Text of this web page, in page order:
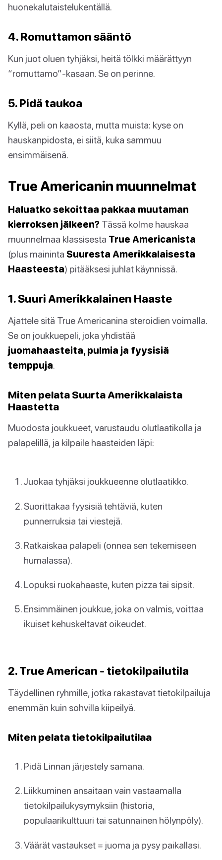
huonekalutaistelukentällä.
4. Romuttamon sääntö
Kun juot oluen tyhjäksi, heitä tölkki määrättyyn
“romuttamo”-kasaan. Se on perinne.
5. Pidä taukoa
Kyllä, peli on kaaosta, mutta muista: kyse on
hauskanpidosta, ei siitä, kuka sammuu
ensimmäisenä.
True Americanin muunnelmat
Haluatko sekoittaa pakkaa muutaman
kierroksen jälkeen? Tässä kolme hauskaa
muunnelmaa klassisesta True Americanista
(plus maininta Suuresta Amerikkalaisesta
Haasteesta) pitääksesi juhlat käynnissä.
1. Suuri Amerikkalainen Haaste
Ajattele sitä True Americanina steroidien voimalla.
Se on joukkuepeli, joka yhdistää
juomahaasteita, pulmia ja fyysisiä
temppuja.
Miten pelata Suurta Amerikkalaista
Haastetta
Muodosta joukkueet, varustaudu olutlaatikolla ja
palapelillä, ja kilpaile haasteiden läpi:
Juokaa tyhjäksi joukkueenne olutlaatikko.
Suorittakaa fyysisiä tehtäviä, kuten
punnerruksia tai viestejä.
Ratkaiskaa palapeli (onnea sen tekemiseen
humalassa).
Lopuksi ruokahaaste, kuten pizza tai sipsit.
Ensimmäinen joukkue, joka on valmis, voittaa
ikuiset kehuskeltavat oikeudet.
2. True American - tietokilpailutila
Täydellinen ryhmille, jotka rakastavat tietokilpailuja
enemmän kuin sohvilla kiipeilyä.
Miten pelata tietokilpailutilaa
Pidä Linnan järjestely samana.
Liikkuminen ansaitaan vain vastaamalla
tietokilpailukysymyksiin (historia,
populaarikulttuuri tai satunnainen hölynpöly).
Väärät vastaukset = juoma ja pysy paikallasi.